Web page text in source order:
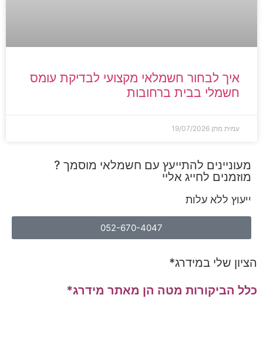
איך לבחור חשמלאי מקצועי לבדיקת עומס
חשמלי בבית ברחובות
עמית מתן 19/07/2026
מעוניינים להתייעץ עם חשמלאי מוסמך ?
מוזמנים לחייג אליי
ייעוץ ללא עלות
052-670-4047
הציון שלי במידרג*
כלל הביקורות מטה הן מאתר מידרג*